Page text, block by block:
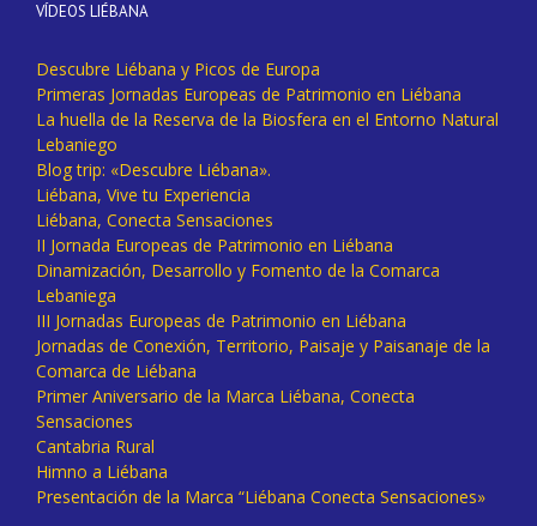
VÍDEOS LIÉBANA
Descubre Liébana y Picos de Europa
Primeras Jornadas Europeas de Patrimonio en Liébana
La huella de la Reserva de la Biosfera en el Entorno Natural
Lebaniego
Blog trip: «Descubre Liébana».
Liébana, Vive tu Experiencia
Liébana, Conecta Sensaciones
II Jornada Europeas de Patrimonio en Liébana
Dinamización, Desarrollo y Fomento de la Comarca
Lebaniega
III Jornadas Europeas de Patrimonio en Liébana
Jornadas de Conexión, Territorio, Paisaje y Paisanaje de la
Comarca de Liébana
Primer Aniversario de la Marca Liébana, Conecta
Sensaciones
Cantabria Rural
Himno a Liébana
Presentación de la Marca “Liébana Conecta Sensaciones»